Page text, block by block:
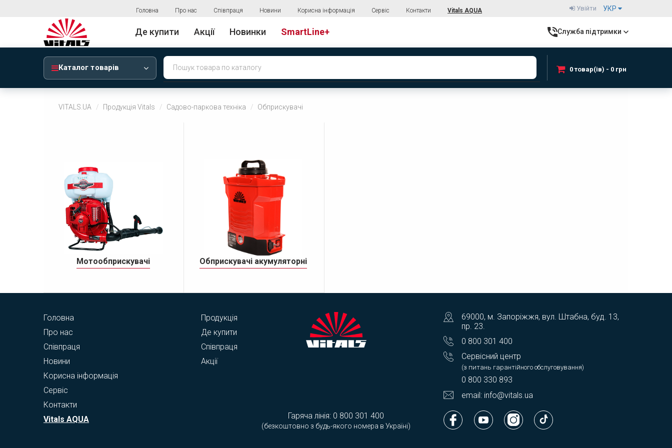
Головна Про нас Співпраця Новини Корисна інформація Сервіс Контакти Vitals AQUA УКР
Увійти
Де купити Акції Новинки SmartLine+ Служба підтримки
Каталог товарів 0 товар(ів) - 0 грн
VITALS.UA Продукція Vitals Садово-паркова техніка Обприскувачі
Мотообприскувачі Обприскувачі акумуляторні
Головна
Про нас
Співпраця
Новини
Корисна інформація
Сервіс
Контакти
Vitals AQUA
Продукція
Де купити
Співпраця
Акції
69000, м. Запоріжжя, вул. Штабна, буд. 13,
пр. 23.
0 800 301 400
Сервісний центр
(з питань гарантійного обслуговування)
0 800 330 893
email: info@vitals.ua
Гаряча лінія: 0 800 301 400
(безкоштовно з будь-якого номера в Україні)